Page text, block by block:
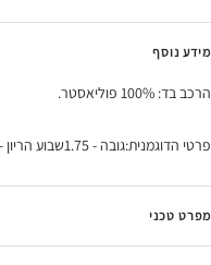
מידע נוסף
הרכב בד: 100% פוליאסטר.
פרטי הדוגמנית:גובה - 1.75שבוע הריון - 30מידה - S
מפרט טכני